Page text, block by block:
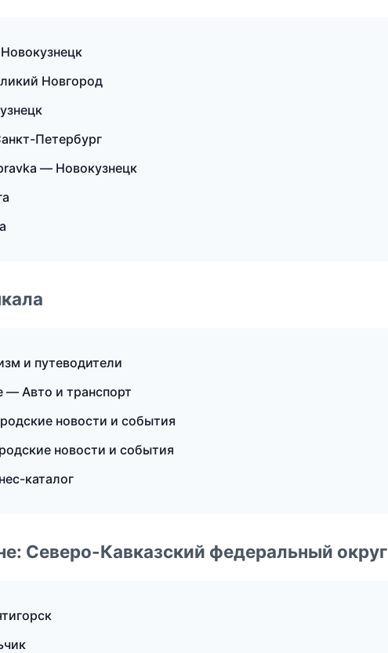
Новгород
Петербург
— Новокузнецк
и путеводители
— Авто и транспорт
новости и события
новости и события
каталог
Северо-Кавказский федеральный округ